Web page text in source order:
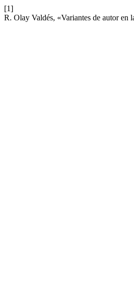
[1]
R. Olay Valdés, «Variantes de autor en